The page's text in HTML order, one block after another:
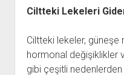
Ciltteki Lekeleri
Ciltteki lekeler,
hormonal değişiklikler
gibi çeşitli